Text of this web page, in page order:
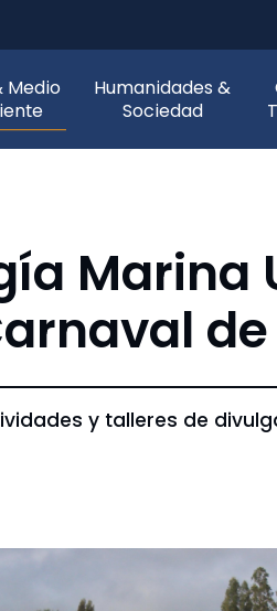
Medio
Humanidades &
Sociedad
Marina
y talleres de